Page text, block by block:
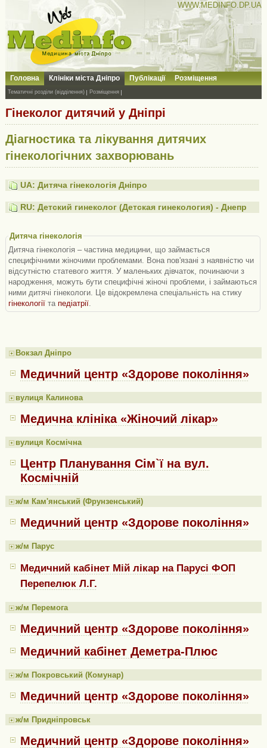
WWW.MEDINFO.DP.UA
Головна Клініки міста Дніпро Публікації Розміщення
Тематичні розділи (відділення) Розміщення
Гінеколог дитячий у Дніпрі
Діагностика та лікування дитячих
гінекологічних захворювань
UA: Дитяча гінекологія Дніпро
RU: Детский гинеколог (Детская гинекология) - Днепр
Дитяча гінекологія
Дитяча гінекологія – частина медицини, що займається
специфічними жіночими проблемами. Вона пов'язані з наявністю чи
відсутністю статевого життя. У маленьких дівчаток, починаючи з
народження, можуть бути специфічні жіночі проблеми, і займаються
ними дитячі гінекологи. Це відокремлена спеціальність на стику
гінекології тапедіатрії
Вокзал Дніпро
Медичний центр «Здорове покоління»
вулиця Калинова
Медична клініка «Жіночий лікар»
вулиця Космічна
Центр Планування Сім`ї на вул.
Космічній
ж/м Кам'янський (Фрунзенський)
Медичний центр «Здорове покоління»
ж/м Парус
Медичний кабінет Мій лікар на Парусі ФОП
Перепелюк Л.Г.
ж/м Перемога
Медичний центр «Здорове покоління»
Медичний кабінет Деметра-Плюс
ж/м Покровський (Комунар)
Медичний центр «Здорове покоління»
ж/м Придніпровськ
Медичний центр «Здорове покоління»